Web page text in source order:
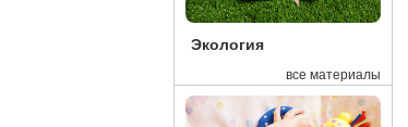
Экология
все материалы